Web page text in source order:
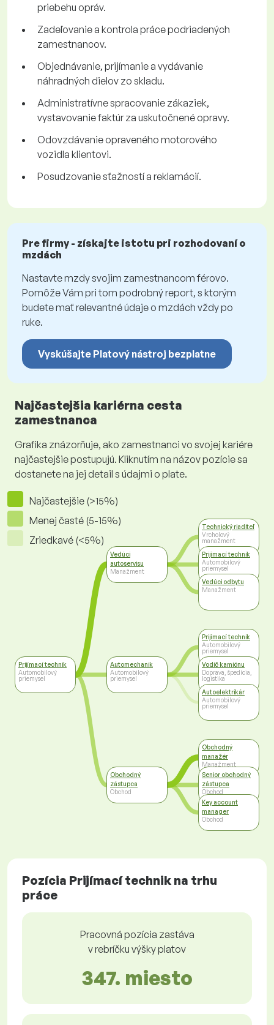
priebehu opráv.
Zadeľovanie a kontrola práce podriadených
zamestnancov.
Objednávanie, prijímanie a vydávanie
náhradných dielov zo skladu.
Administratívne spracovanie zákaziek,
vystavovanie faktúr za uskutočnené opravy.
Odovzdávanie opraveného motorového
vozidla klientovi.
Posudzovanie sťažností a reklamácií.
Pre firmy - získajte istotu pri rozhodovaní o
mzdách
Nastavte mzdy svojim zamestnancom férovo.
Pomôže Vám pri tom podrobný report, s ktorým
budete mať relevantné údaje o mzdách vždy po
ruke.
Vyskúšajte Platový nástroj bezplatne
Najčastejšia kariérna cesta
zamestnanca
Grafika znázorňuje, ako zamestnanci vo svojej kariére
najčastejšie postupujú. Kliknutím na názov pozície sa
dostanete na jej detail s údajmi o plate.
Najčastejšie (>15%)
Menej časté (5-15%)
Zriedkavé (<5%)
Prijímací technik
Automobilový
priemysel
Vedúci
autoservisu
Manažment
Automechanik
Automobilový
priemysel
Obchodný
zástupca
Obchod
Technický riaditeľ
Vrcholový
manažment
Prijímací technik
Automobilový
priemysel
Vedúci odbytu
Manažment
Prijímací technik
Automobilový
priemysel
Vodič kamiónu
Doprava, špedícia,
logistika
Autoelektrikár
Automobilový
priemysel
Obchodný
manažér
Manažment
Senior obchodný
zástupca
Obchod
Key account
manager
Obchod
Pozícia Prijímací technik na trhu
práce
Pracovná pozícia zastáva
v rebríčku výšky platov
347. miesto